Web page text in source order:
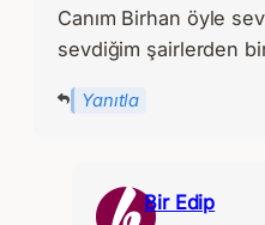
Canım Birhan öyle
sevdiğim şairlerden
Yanıtla
Bir Edip